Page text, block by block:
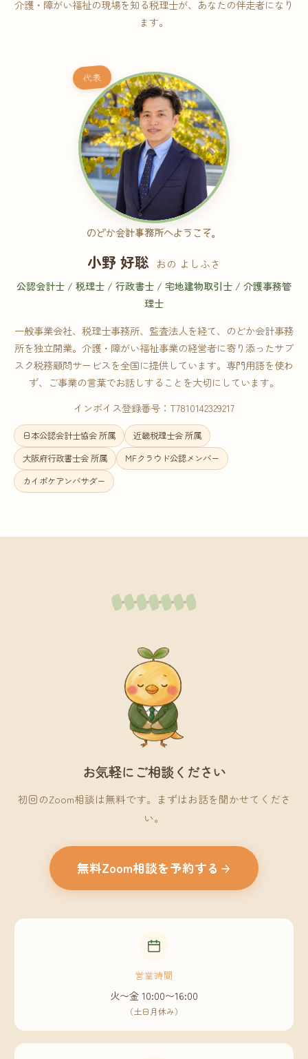
介護・障がい福祉の現場を知る税理士が、あなたの伴走者になり
ます。
代表
のどか会計事務所へようこそ。
小野 好聡 おの よしふさ
公認会計士 / 税理士 / 行政書士 / 宅地建物取引士 / 介護事務管
理士
一般事業会社、税理士事務所、監査法人を経て、のどか会計事務
所を独立開業。介護・障がい福祉事業の経営者に寄り添ったサブ
スク税務顧問サービスを全国に提供しています。専門用語を使わ
ず、ご事業の言葉でお話しすることを大切にしています。
インボイス登録番号：T7810142329217
日本公認会計士協会 所属
近畿税理士会 所属
大阪府行政書士会 所属
MFクラウド公認メンバー
カイポケアンバサダー
お気軽にご相談ください
初回のZoom相談は無料です。まずはお話を聞かせてくださ
い。
無料Zoom相談を予約する
営業時間
火〜金 10:00〜16:00
（土日月休み）